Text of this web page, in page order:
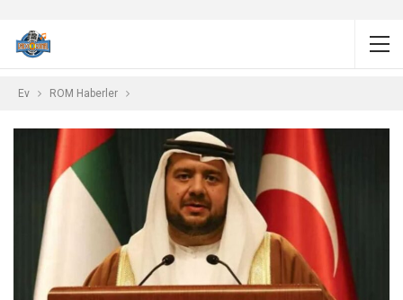
Ev ROM Haberler